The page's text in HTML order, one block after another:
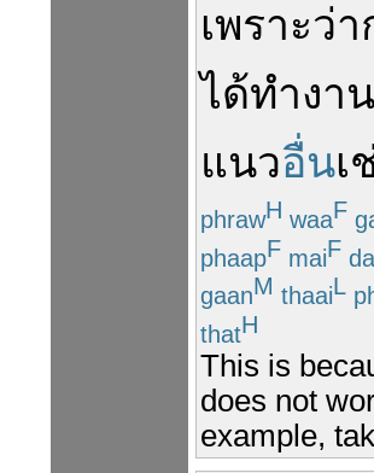
เพราะว่า
ได้ทำงาน
แนวอื่นเ
phrawH waaF
phaapF maiF
gaanM thaaiL
thatH
This is
does not
example,